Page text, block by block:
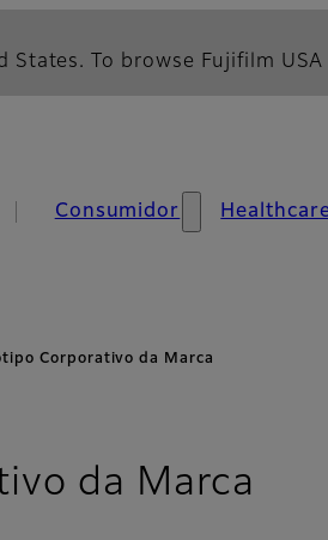
States. To browse Fujifilm
Consumidor
Corporativo da Marca
da Marca